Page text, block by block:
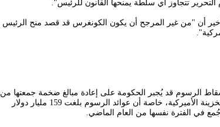
تتجاوز أي سلطة يمنحها القانون للرئيس".
أن "من غير المرجح أن يكون الكونغرس قد قصد منح الرئيس
الرسوم قد يُجبر الحكومة على إعادة مبالغ ضخمة جمعتها من
الرسوم، وهو ما قد يوجه ضربة مالية للخزينة الأميركية، خاصة أن عوائد الرسوم بلغت 159 مليار دولار